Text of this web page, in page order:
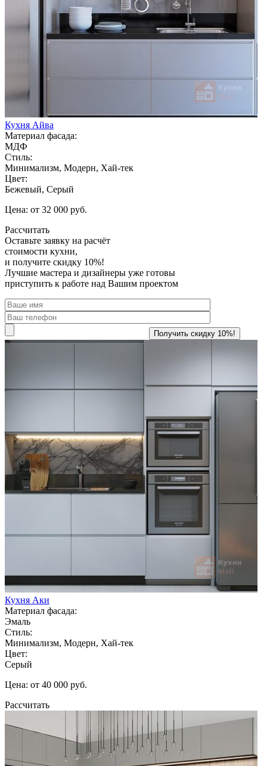
Кухня Айва
Материал фасада:
МДФ
Стиль:
Минимализм, Модерн, Хай-тек
Цвет:
Бежевый, Серый
Цена: от 32 000 руб.
Рассчитать
Оставьте заявку на расчёт
стоимости кухни,
и получите скидку 10%!
Лучшие мастера и дизайнеры уже готовы
приступить к работе над Вашим проектом
Кухня Аки
Материал фасада:
Эмаль
Стиль:
Минимализм, Модерн, Хай-тек
Цвет:
Серый
Цена: от 40 000 руб.
Рассчитать